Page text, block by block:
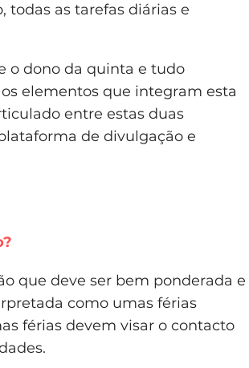
todas as tarefas diárias e
o dono da quinta e tudo
elementos que integram esta
entre estas duas
de divulgação e
que deve ser bem ponderada e
como umas férias
férias devem visar o contacto